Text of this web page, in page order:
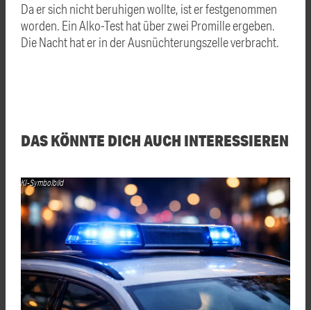
Da er sich nicht beruhigen wollte, ist er festgenommen
worden. Ein Alko-Test hat über zwei Promille ergeben.
Die Nacht hat er in der Ausnüchterungszelle verbracht.
DAS KÖNNTE DICH AUCH INTERESSIEREN
KI-Symbolbild